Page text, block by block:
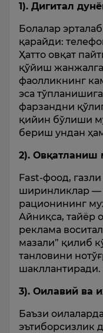
1). Дигитал
Болалар
қарайди:
Ҳатто овқат
қўйиш жанжалга
фаолликнинг
эса
фарзандни
қийин бўлиши
бериш ундан
2). Овқатланиш
Fast-фоод,
ширинликлар —
рационининг
Айниқса, тайёр
реклама
мазали” қилиб
танловини
шакллантиради.
3). Оилавий ва
Баъзи
эътиборсизлик